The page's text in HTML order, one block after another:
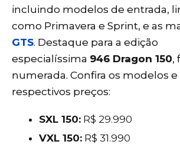
incluindo modelos de entrada,
como Primavera e Sprint, e as
GTS. Destaque para a edição
especialíssima 946 Dragon 150,
numerada. Confira os modelos e
respectivos preços:
SXL 150: R$ 29.990
VXL 150: R$ 31.990